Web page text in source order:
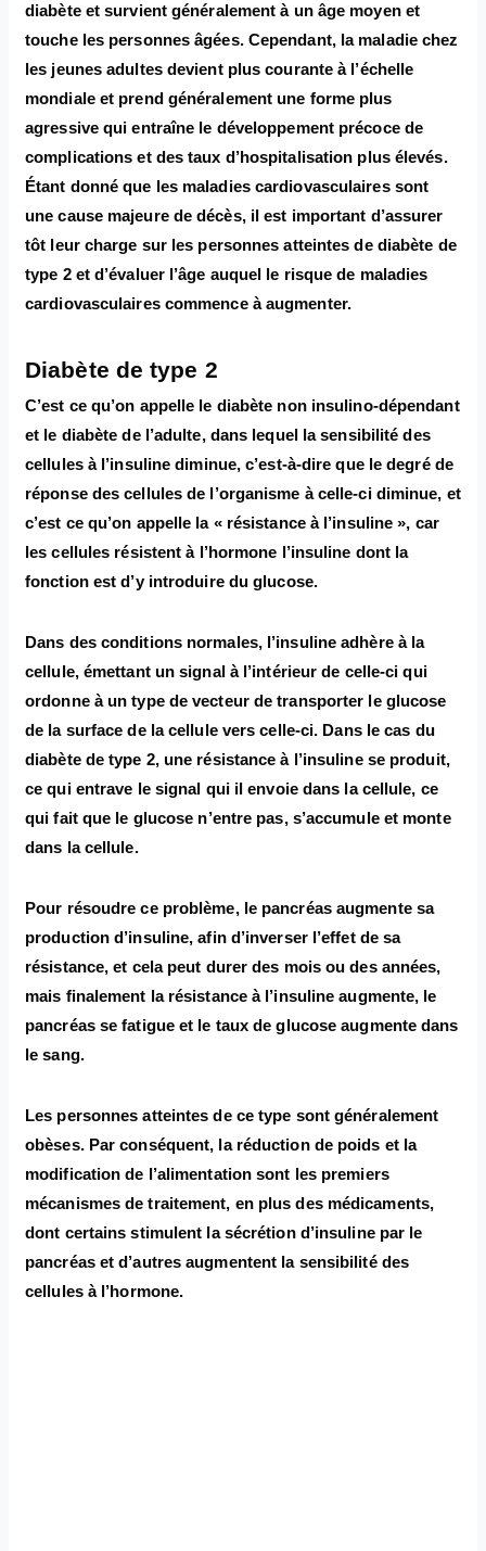
diabète et survient généralement à un âge moyen et
touche les personnes âgées. Cependant, la maladie chez
les jeunes adultes devient plus courante à l’échelle
mondiale et prend généralement une forme plus
agressive qui entraîne le développement précoce de
complications et des taux d’hospitalisation plus élevés.
Étant donné que les maladies cardiovasculaires sont
une cause majeure de décès, il est important d’assurer
tôt leur charge sur les personnes atteintes de diabète de
type 2 et d’évaluer l’âge auquel le risque de maladies
cardiovasculaires commence à augmenter.
Diabète de type 2
C’est ce qu’on appelle le diabète non insulino-dépendant
et le diabète de l’adulte, dans lequel la sensibilité des
cellules à l’insuline diminue, c’est-à-dire que le degré de
réponse des cellules de l’organisme à celle-ci diminue, et
c’est ce qu’on appelle la « résistance à l’insuline », car
les cellules résistent à l’hormone l’insuline dont la
fonction est d’y introduire du glucose.
Dans des conditions normales, l’insuline adhère à la
cellule, émettant un signal à l’intérieur de celle-ci qui
ordonne à un type de vecteur de transporter le glucose
de la surface de la cellule vers celle-ci. Dans le cas du
diabète de type 2, une résistance à l’insuline se produit,
ce qui entrave le signal qui il envoie dans la cellule, ce
qui fait que le glucose n’entre pas, s’accumule et monte
dans la cellule.
Pour résoudre ce problème, le pancréas augmente sa
production d’insuline, afin d’inverser l’effet de sa
résistance, et cela peut durer des mois ou des années,
mais finalement la résistance à l’insuline augmente, le
pancréas se fatigue et le taux de glucose augmente dans
le sang.
Les personnes atteintes de ce type sont généralement
obèses. Par conséquent, la réduction de poids et la
modification de l’alimentation sont les premiers
mécanismes de traitement, en plus des médicaments,
dont certains stimulent la sécrétion d’insuline par le
pancréas et d’autres augmentent la sensibilité des
cellules à l’hormone.